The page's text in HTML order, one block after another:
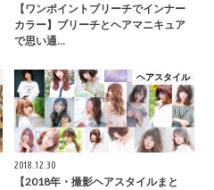
【ワンポイントブリーチでインナー
カラー】ブリーチとヘアマニキュア
で思い通…
ヘアスタイル
2018.12.30
【2018年・撮影ヘアスタイルまと